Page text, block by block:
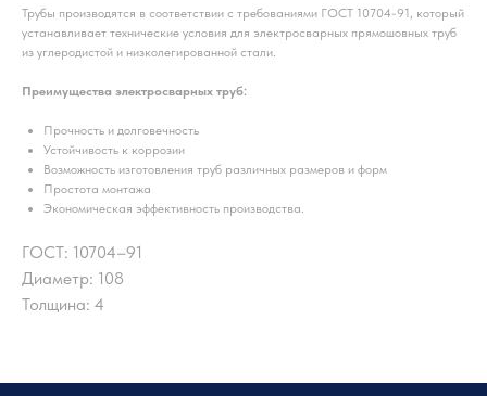
Трубы производятся в соответствии с требованиями ГОСТ 10704-91, который
устанавливает технические условия для электросварных прямошовных труб
из углеродистой и низколегированной стали.
Преимущества электросварных труб:
Прочность и долговечность
Устойчивость к коррозии
Возможность изготовления труб различных размеров и форм
Простота монтажа
Экономическая эффективность производства.
ГОСТ: 10704–91
Диаметр: 108
Толщина: 4